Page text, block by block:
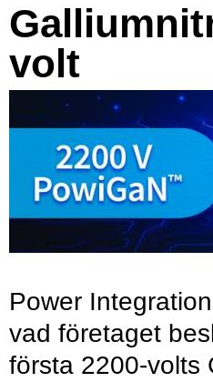
volt
Power
vad företaget
första 2200-volts